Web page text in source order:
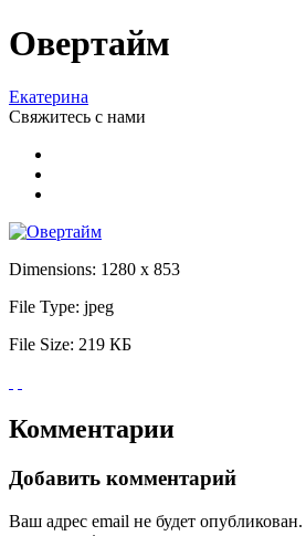
Овертайм
Екатерина
Свяжитесь с нами
Dimensions: 1280 x 853
File Type: jpeg
File Size: 219 КБ
Комментарии
Добавить комментарий
Ваш адрес email не будет опубликован.